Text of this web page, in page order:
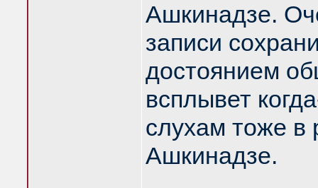
Ашкинадзе.
записи
достоянием
всплывет
слухам тоже в
Ашкинадзе.